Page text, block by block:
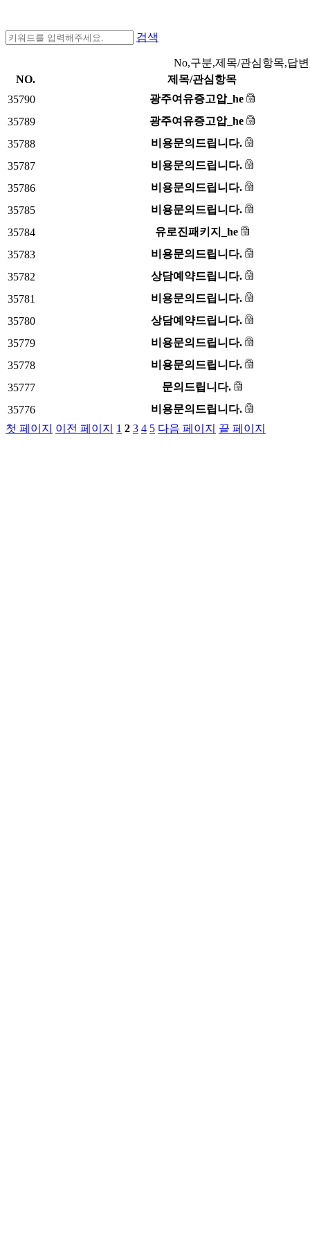
검색
No,구분,제목/관심항목,답
NO.
제목/관심항목
35790
광주여유증고압_he
35789
광주여유증고압_he
35788
비용문의드립니다.
35787
비용문의드립니다.
35786
비용문의드립니다.
35785
비용문의드립니다.
35784
유로진패키지_he
35783
비용문의드립니다.
35782
상담예약드립니다.
35781
비용문의드립니다.
35780
상담예약드립니다.
35779
비용문의드립니다.
35778
비용문의드립니다.
35777
문의드립니다.
35776
비용문의드립니다.
첫 페이지
이전 페이지 1 2 3 4 5 다음 페이지 끝 페이지